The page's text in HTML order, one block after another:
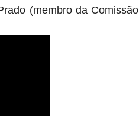
(membro da Comissão